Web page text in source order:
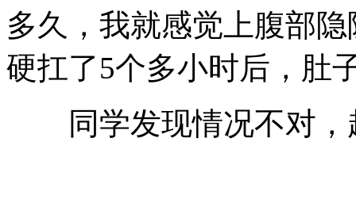
多久，我就感觉上腹部
硬扛了5个多小时后，肚
同学发现情况不对，